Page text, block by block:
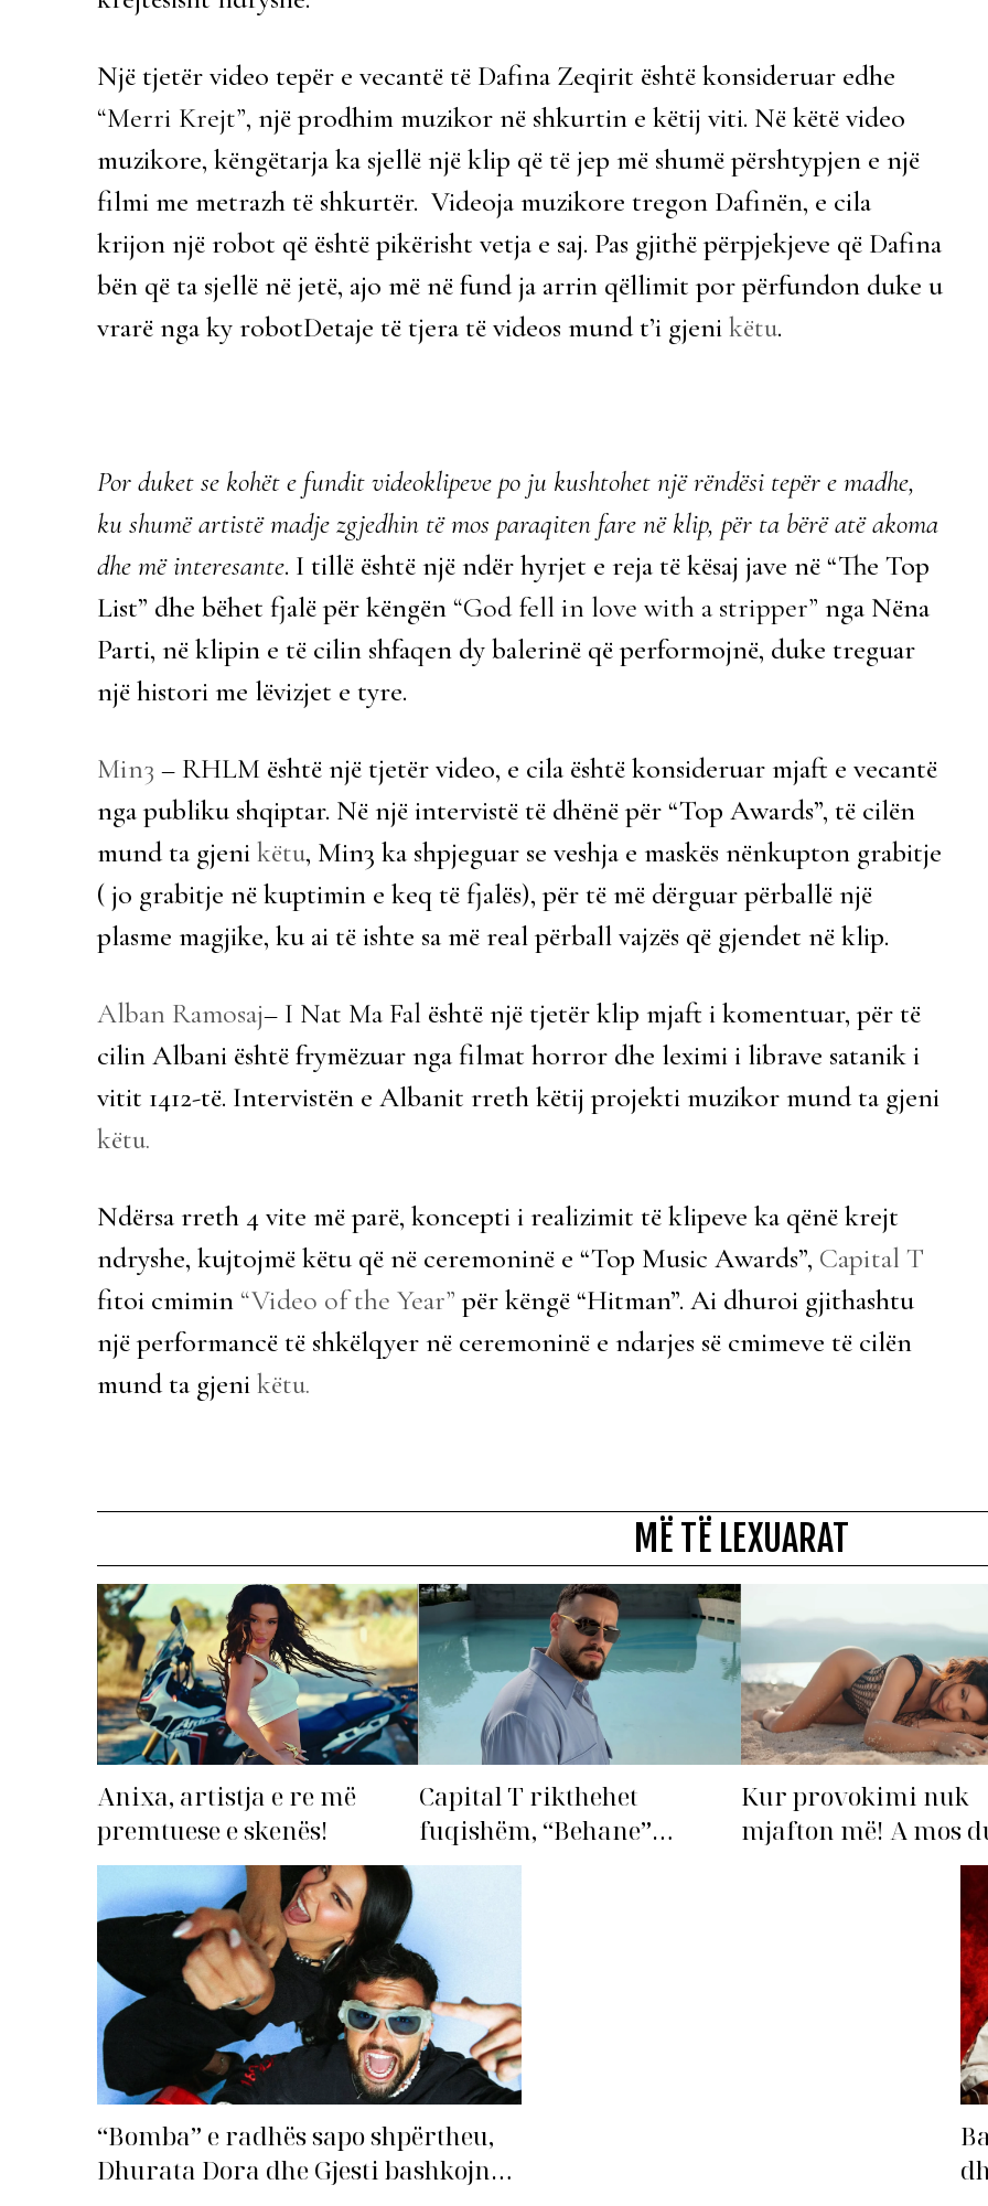
Një tjetër video tepër e vecantë të Dafina Zeqirit është konsideruar edhe
“Merri Krejt”, një prodhim muzikor në shkurtin e këtij viti. Në këtë video
muzikore, këngëtarja ka sjellë një klip që të jep më shumë përshtypjen e një
filmi me metrazh të shkurtër. Videoja muzikore tregon Dafinën, e cila
krijon një robot që është pikërisht vetja e saj. Pas gjithë përpjekjeve që Dafina
bën që ta sjellë në jetë, ajo më në fund ja arrin qëllimit por përfundon duke u
vrarë nga ky robotDetaje të tjera të videos mund t’i gjenikëtu.
Por duket se kohët e fundit videoklipeve po ju kushtohet një rëndësi tepër e madhe,
ku shumë artistë madje zgjedhin të mos paraqiten fare në klip, për ta bërë atë akoma
dhe më interesante. I tillë është një ndër hyrjet e reja të kësaj jave në “The Top
List” dhe bëhet fjalë për këngën “God fell in love with a stripper” nga Nëna
Parti, në klipin e të cilin shfaqen dy balerinë që performojnë, duke treguar
një histori me lëvizjet e tyre.
Min3 – RHLM është një tjetër video, e cila është konsideruar mjaft e vecantë
nga publiku shqiptar. Në një intervistë të dhënë për “Top Awards”, të cilën
mund ta gjenikëtu, Min3 ka shpjeguar se veshja e maskës nënkupton grabitje
( jo grabitje në kuptimin e keq të fjalës), për të më dërguar përballë një
plasme magjike, ku ai të ishte sa më real përball vajzës që gjendet në klip.
Alban Ramosaj– I Nat Ma Fal është një tjetër klip mjaft i komentuar, për të
cilin Albani është frymëzuar nga filmat horror dhe leximi i librave satanik i
vitit 1412-të. Intervistën e Albanit rreth këtij projekti muzikor mund ta gjeni
këtu.
Ndërsa rreth 4 vite më parë, koncepti i realizimit të klipeve ka qënë krejt
ndryshe, kujtojmë këtu që në ceremoninë e “Top Music Awards”, Capital T
fitoi cmimin “Video of the Year”për këngë “Hitman”. Ai dhuroi gjithashtu
një performancë të shkëlqyer në ceremoninë e ndarjes së cmimeve të cilën
mund ta gjenikëtu.
MË TË LEXUARAT
Anixa, artistja e re më
premtuese e skenës!
Capital T rikthehet
fuqishëm, “Behane”
premton të bëhet fiksimi i
Kur provokimi nuk
mjafton më! A mos
‘dorëzohet’ Bleona?
“Bomba” e radhës sapo shpërtheu,
Dhurata Dora dhe Gjesti bashkojnë